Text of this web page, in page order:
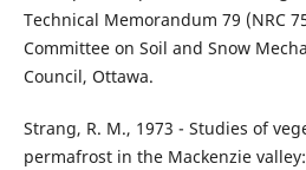
Technical Memorandum 79 (NRC
Committee on Soil and Snow
Council, Ottawa.
Strang, R. M., 1973 - Studies of
permafrost in the Mackenzie